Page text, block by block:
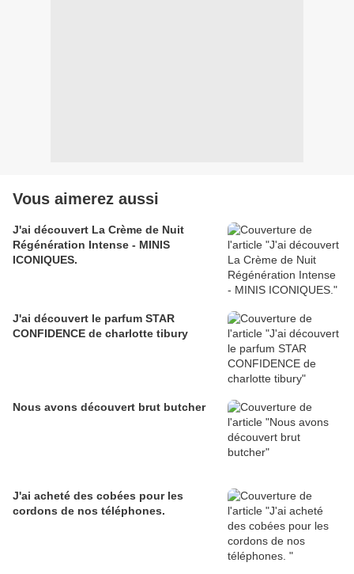
Vous aimerez aussi
J'ai découvert La Crème de Nuit
Régénération Intense - MINIS
ICONIQUES.
J'ai découvert le parfum STAR
CONFIDENCE de charlotte tibury
Nous avons découvert brut butcher
J'ai acheté des cobées pour les